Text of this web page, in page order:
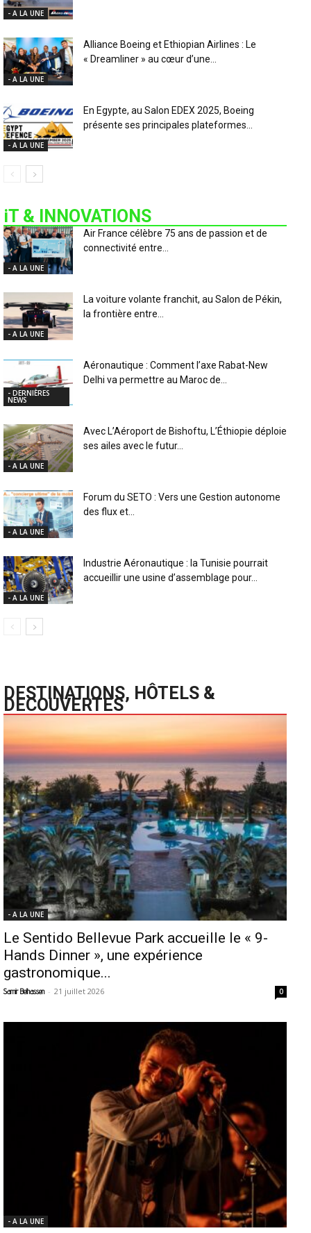
- A LA UNE
- A LA UNE
Alliance Boeing et Ethiopian Airlines : Le
« Dreamliner » au cœur d’une...
- A LA UNE
En Egypte, au Salon EDEX 2025, Boeing
présente ses principales plateformes...
iT & INNOVATIONS
- A LA UNE
Air France célèbre 75 ans de passion et de
connectivité entre...
- A LA UNE
La voiture volante franchit, au Salon de Pékin,
la frontière entre...
- DERNIÈRES
NEWS
Aéronautique : Comment l’axe Rabat-New
Delhi va permettre au Maroc de...
- A LA UNE
Avec L’Aéroport de Bishoftu, L’Éthiopie déploie
ses ailes avec le futur...
- A LA UNE
Forum du SETO : Vers une Gestion autonome
des flux et...
- A LA UNE
Industrie Aéronautique : la Tunisie pourrait
accueillir une usine d’assemblage pour...
DESTINATIONS, HÔTELS &
DECOUVERTES
- A LA UNE
Le Sentido Bellevue Park accueille le « 9-
Hands Dinner », une expérience
gastronomique...
Samir Belhassen - 21 juillet 2026 0
- A LA UNE